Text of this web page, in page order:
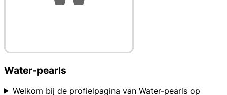
Water-pearls
Welkom bij de profielpagina van Water-pearls op